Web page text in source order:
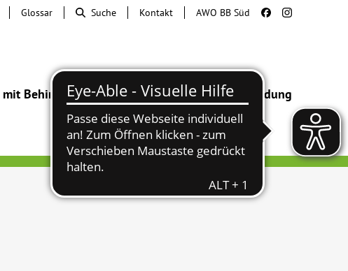
mit BehinderungBeratung & HilfeBegegnung Bildung
Glossar Suche Kontakt AWO BB Süd